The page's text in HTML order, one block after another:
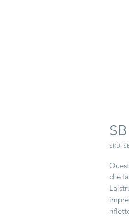
SKU:
che
La